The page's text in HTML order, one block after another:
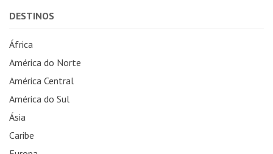
DESTINOS
África
América do Norte
América Central
América do Sul
Ásia
Caribe